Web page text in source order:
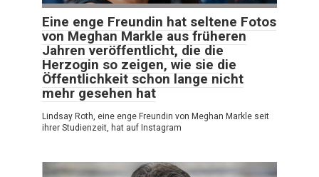
Eine enge Freundin hat seltene Fotos
von Meghan Markle aus früheren
Jahren veröffentlicht, die die
Herzogin so zeigen, wie sie die
Öffentlichkeit schon lange nicht
mehr gesehen hat
Lindsay Roth, eine enge Freundin von Meghan Markle seit
ihrer Studienzeit, hat auf Instagram